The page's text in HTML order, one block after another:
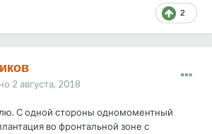
2
2 августа, 2018
С одной стороны одномоментный
во фронтальной зоне с